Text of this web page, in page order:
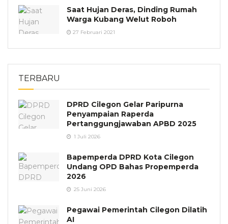
Saat Hujan Deras, Dinding Rumah
Warga Kubang Welut Roboh
27 Februari 2021
TERBARU
DPRD Cilegon Gelar Paripurna
Penyampaian Raperda
Pertanggungjawaban APBD 2025
1 Juli 2026
Bapemperda DPRD Kota Cilegon
Undang OPD Bahas Propemperda
2026
25 Juni 2026
Pegawai Pemerintah Cilegon Dilatih
AI